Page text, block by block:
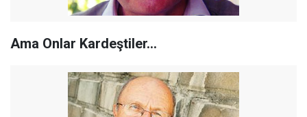
Ama Onlar Kardeştiler…